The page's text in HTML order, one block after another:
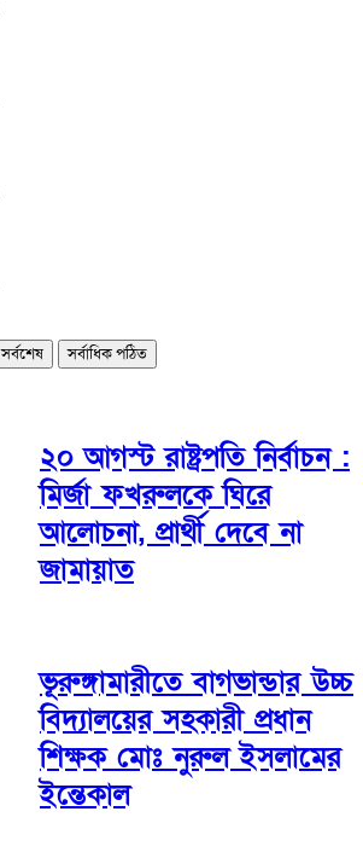
সর্বশেষ সর্বাধিক পঠিত
২০ আগস্ট রাষ্ট্রপতি নির্বাচন :
মির্জা ফখরুলকে ঘিরে
আলোচনা, প্রার্থী দেবে না
জামায়াত
ভূরুঙ্গামারীতে বাগভান্ডার উচ্চ
বিদ্যালয়ের সহকারী প্রধান
শিক্ষক মোঃ নুরুল ইসলামের
ইন্তেকাল